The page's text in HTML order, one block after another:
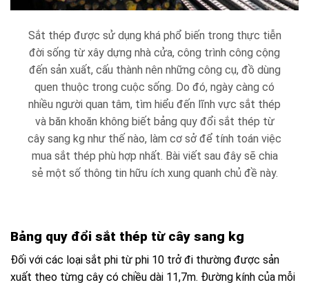
Sắt thép được sử dụng khá phổ biến trong thực tiễn
đời sống từ xây dựng nhà cửa, công trình công cộng
đến sản xuất, cấu thành nên những công cụ, đồ dùng
quen thuộc trong cuộc sống. Do đó, ngày càng có
nhiều người quan tâm, tìm hiểu đến lĩnh vực sắt thép
và băn khoăn không biết bảng quy đổi sắt thép từ
cây sang kg như thế nào, làm cơ sở để tính toán việc
mua sắt thép phù hợp nhất. Bài viết sau đây sẽ chia
sẻ một số thông tin hữu ích xung quanh chủ đề này.
Bảng quy đổi sắt thép từ cây sang kg
Đối với các loại sắt phi từ phi 10 trở đi thường được sản
xuất theo từng cây có chiều dài 11,7m. Đường kính của mỗi